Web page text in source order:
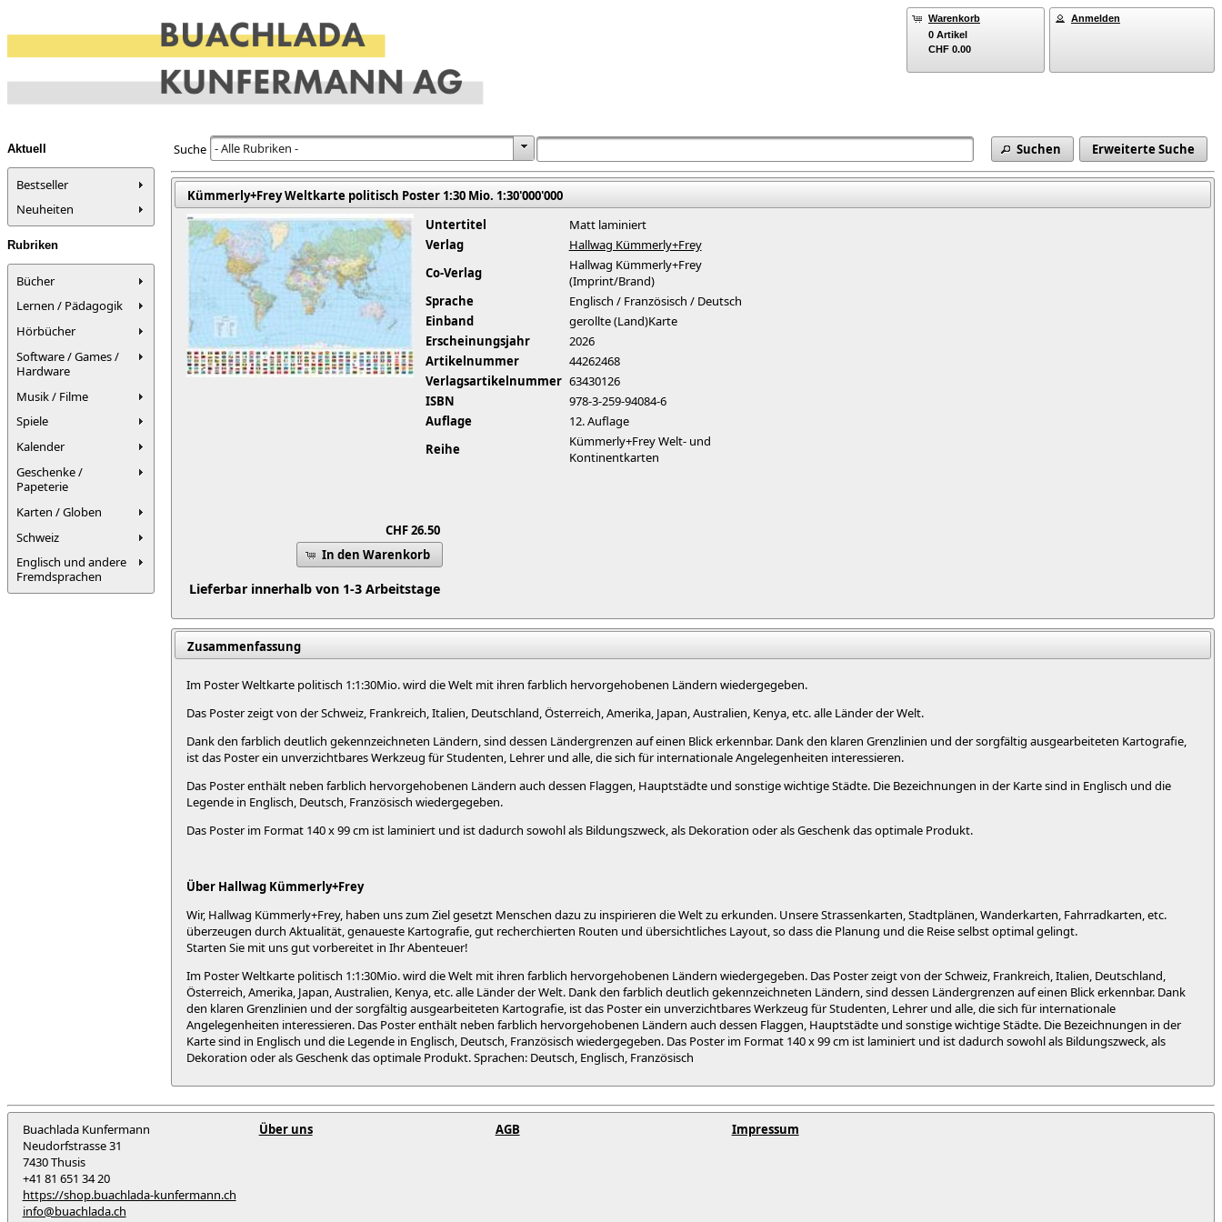
Warenkorb
0 Artikel
CHF 0.00
Anmelden
Aktuell
Bestseller
Neuheiten
Rubriken
Bücher
Lernen / Pädagogik
Hörbücher
Software / Games /
Hardware
Musik / Filme
Spiele
Kalender
Geschenke /
Papeterie
Karten / Globen
Schweiz
Englisch und andere
Fremdsprachen
Suche - Alle Rubriken - Suchen Erweiterte Suche
Kümmerly+Frey Weltkarte politisch Poster 1:30 Mio. 1:30'000'000
Untertitel
Matt laminiert
Verlag
Hallwag Kümmerly+Frey
Co-Verlag
Hallwag Kümmerly+Frey
(Imprint/Brand)
Sprache
Englisch / Französisch / Deutsch
Einband
gerollte (Land)Karte
Erscheinungsjahr
2026
Artikelnummer
44262468
Verlagsartikelnummer 63430126
ISBN
978-3-259-94084-6
Auflage
12. Auflage
Reihe
Kümmerly+Frey Welt- und
Kontinentkarten
CHF 26.50
In den Warenkorb
Lieferbar innerhalb von 1-3 Arbeitstage
Zusammenfassung
Im Poster Weltkarte politisch 1:1:30Mio. wird die Welt mit ihren farblich hervorgehobenen Ländern wiedergegeben.
Das Poster zeigt von der Schweiz, Frankreich, Italien, Deutschland, Österreich, Amerika, Japan, Australien, Kenya, etc. alle Länder der Welt.
Dank den farblich deutlich gekennzeichneten Ländern, sind dessen Ländergrenzen auf einen Blick erkennbar. Dank den klaren Grenzlinien und der sorgfältig ausgearbeiteten Kartografie,
ist das Poster ein unverzichtbares Werkzeug für Studenten, Lehrer und alle, die sich für internationale Angelegenheiten interessieren.
Das Poster enthält neben farblich hervorgehobenen Ländern auch dessen Flaggen, Hauptstädte und sonstige wichtige Städte. Die Bezeichnungen in der Karte sind in Englisch und die
Legende in Englisch, Deutsch, Französisch wiedergegeben.
Das Poster im Format 140 x 99 cm ist laminiert und ist dadurch sowohl als Bildungszweck, als Dekoration oder als Geschenk das optimale Produkt.
Über Hallwag Kümmerly+Frey
Wir, Hallwag Kümmerly+Frey, haben uns zum Ziel gesetzt Menschen dazu zu inspirieren die Welt zu erkunden. Unsere Strassenkarten, Stadtplänen, Wanderkarten, Fahrradkarten, etc.
überzeugen durch Aktualität, genaueste Kartografie, gut recherchierten Routen und übersichtliches Layout, so dass die Planung und die Reise selbst optimal gelingt.
Starten Sie mit uns gut vorbereitet in Ihr Abenteuer!
Im Poster Weltkarte politisch 1:1:30Mio. wird die Welt mit ihren farblich hervorgehobenen Ländern wiedergegeben. Das Poster zeigt von der Schweiz, Frankreich, Italien, Deutschland,
Österreich, Amerika, Japan, Australien, Kenya, etc. alle Länder der Welt. Dank den farblich deutlich gekennzeichneten Ländern, sind dessen Ländergrenzen auf einen Blick erkennbar. Dank
den klaren Grenzlinien und der sorgfältig ausgearbeiteten Kartografie, ist das Poster ein unverzichtbares Werkzeug für Studenten, Lehrer und alle, die sich für internationale
Angelegenheiten interessieren. Das Poster enthält neben farblich hervorgehobenen Ländern auch dessen Flaggen, Hauptstädte und sonstige wichtige Städte. Die Bezeichnungen in der
Karte sind in Englisch und die Legende in Englisch, Deutsch, Französisch wiedergegeben. Das Poster im Format 140 x 99 cm ist laminiert und ist dadurch sowohl als Bildungszweck, als
Dekoration oder als Geschenk das optimale Produkt. Sprachen: Deutsch, Englisch, Französisch
Buachlada Kunfermann
Neudorfstrasse 31
7430 Thusis
+41 81 651 34 20
https://shop.buachlada-kunfermann.ch
info@buachlada.ch
Über uns AGB Impressum